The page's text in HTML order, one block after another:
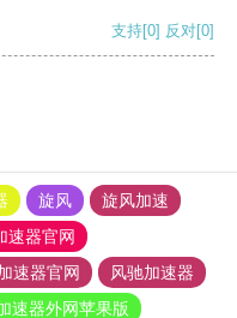
支持[0] 反对[0]
旋风
旋风加速
速器官网
速器官网
风驰加速器
速器外网苹果版